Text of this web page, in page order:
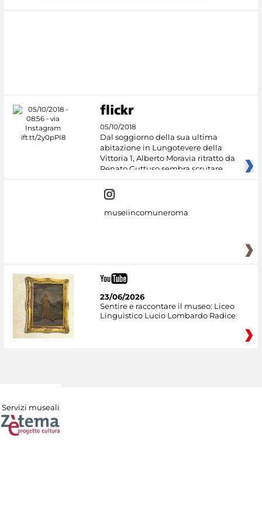
05/10/2018
Dal soggiorno della sua ultima
abitazione in Lungotevere della
Vittoria 1, Alberto Moravia ritratto da
Renato Guttuso sembra scrutare
museiincomuneroma
23/06/2026
Sentire e raccontare il museo: Liceo
Linguistico Lucio Lombardo Radice
Servizi museali